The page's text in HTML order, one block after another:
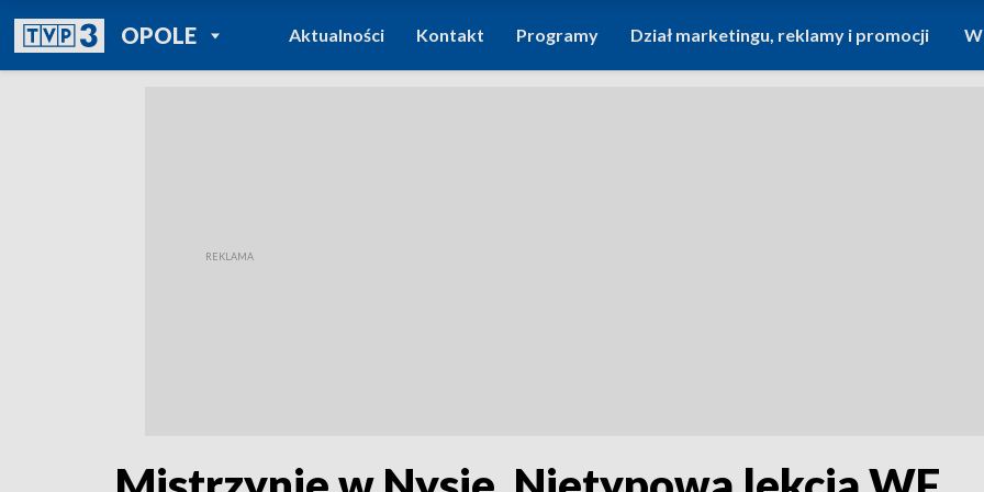
OPOLEPOWRÓT DO
TVP REGIONY
Aktualności Kontakt Programy Dział marketingu, reklamy i promocji